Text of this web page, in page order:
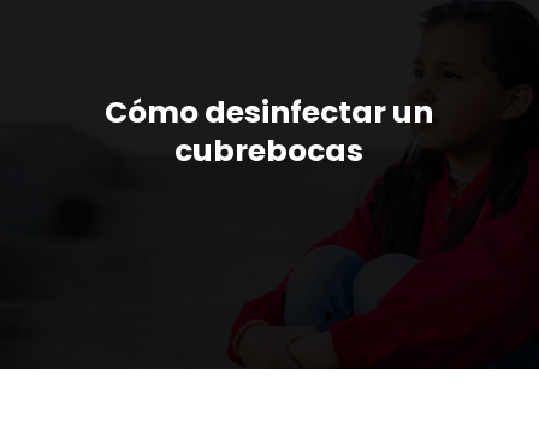
Cómo desinfectar un
cubrebocas